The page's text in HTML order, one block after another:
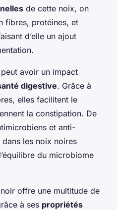
de cette noix, on
fibres, protéines, et
d’elle un ajout
avoir un impact
digestive. Grâce à
elles facilitent le
la constipation. De
et anti-
les noix noires
du microbiome
offre une multitude de
à ses propriétés